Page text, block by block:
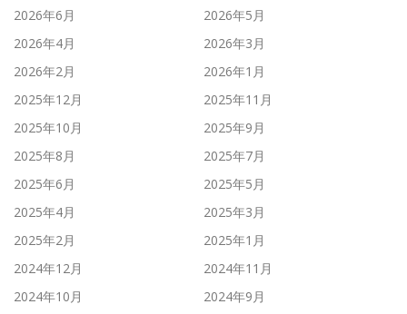
2026年6月
2026年5月
2026年4月
2026年3月
2026年2月
2026年1月
2025年12月
2025年11月
2025年10月
2025年9月
2025年8月
2025年7月
2025年6月
2025年5月
2025年4月
2025年3月
2025年2月
2025年1月
2024年12月
2024年11月
2024年10月
2024年9月